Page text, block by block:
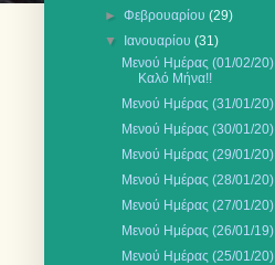
►Φεβρουαρίου(29)
▼
Ιανουαρίου(31)
Μενού Ημέρας (01/02/20)
Καλό Μήνα!!
Μενού Ημέρας (31/01/20)
Μενού Ημέρας (30/01/20)
Μενού Ημέρας (29/01/20)
Μενού Ημέρας (28/01/20)
Μενού Ημέρας (27/01/20)
Μενού Ημέρας (26/01/19)
Μενού Ημέρας (25/01/20)